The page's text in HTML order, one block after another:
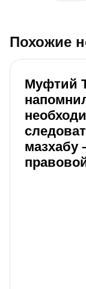
Похожие
Муфтий
мазхабу